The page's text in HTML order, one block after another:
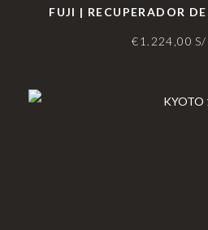
FUJI | RECUPERADOR
€1.224,00